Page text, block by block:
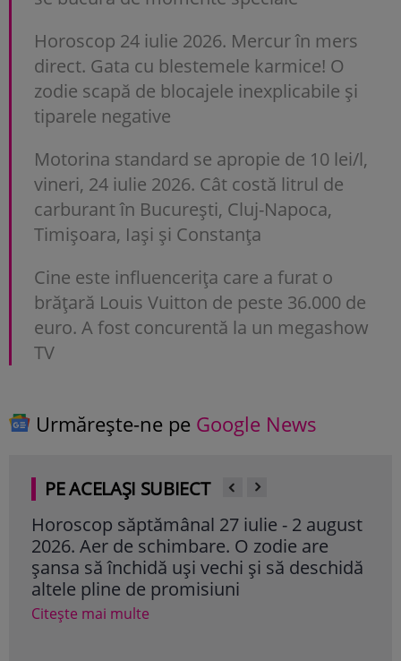
Horoscop 24 iulie 2026. Mercur în mers
direct. Gata cu blestemele karmice! O
zodie scapă de blocajele inexplicabile și
tiparele negative
Motorina standard se apropie de 10 lei/l,
vineri, 24 iulie 2026. Cât costă litrul de
carburant în București, Cluj-Napoca,
Timișoara, Iași și Constanța
Cine este influencerița care a furat o
brățară Louis Vuitton de peste 36.000 de
euro. A fost concurentă la un megashow
TV
Urmărește-ne pe Google News
PE ACELAȘI SUBIECT
Horoscop săptămânal 27 iulie - 2 august
2026. Aer de schimbare. O zodie are
șansa să închidă uși vechi și să deschidă
altele pline de promisiuni
Citește mai multe